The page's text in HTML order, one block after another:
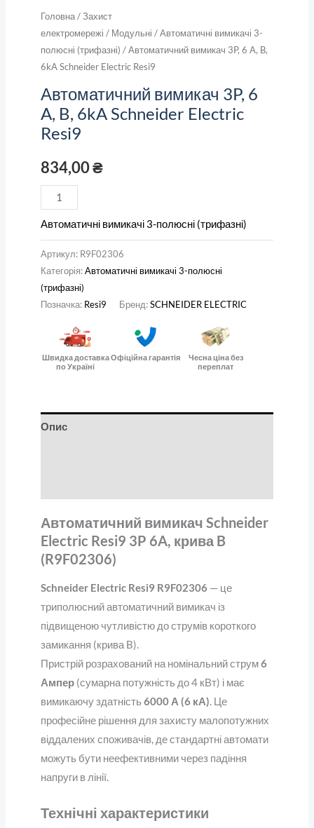
Головна/Захист
електромережі / Модульні /Автоматичні вимикачі 3-
полюсні (трифазні) / Автоматичний вимикач 3P, 6 A, B,
6kA Schneider Electric Resi9
Автоматичний вимикач 3P, 6
A, B, 6kA Schneider Electric
Resi9
834,00₴
Автоматичні вимикачі 3-полюсні (трифазні)
Артикул: R9F02306
Категорія:Автоматичні вимикачі 3-полюсні
(трифазні)
Позначка: Resi9 Бренд:SCHNEIDER ELECTRIC
Швидка доставка
по Україні
Офіційна гарантія
Чесна ціна без
переплат
Опис
Автоматичний вимикач Schneider
Electric Resi9 3P 6A, крива B
(R9F02306)
Schneider Electric Resi9 R9F02306— це
триполюсний автоматичний вимикач із
підвищеною чутливістю до струмів короткого
замикання (крива B).
Пристрій розрахований на номінальний струм6
Ампер(сумарна потужність до 4 кВт) і має
вимикаючу здатність 6000 А (6 кА). Це
професійне рішення для захисту малопотужних
віддалених споживачів, де стандартні автомати
можуть бути неефективними через падіння
напруги в лінії.
Технічні характеристики